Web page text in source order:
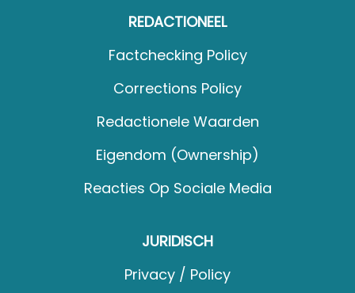
REDACTIONEEL
Factchecking Policy
Corrections Policy
Redactionele Waarden
Eigendom (Ownership)
Reacties Op Sociale Media
JURIDISCH
Privacy / Policy